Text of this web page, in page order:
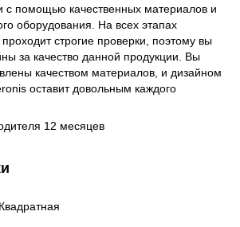
с помощью качественных материалов и
оборудования. На всех этапах
проходит строгие проверки, поэтому вы
за качество данной продукции. Вы
качеством материалов, и дизайном
оставит довольным каждого
12 месяцев
Квадратная